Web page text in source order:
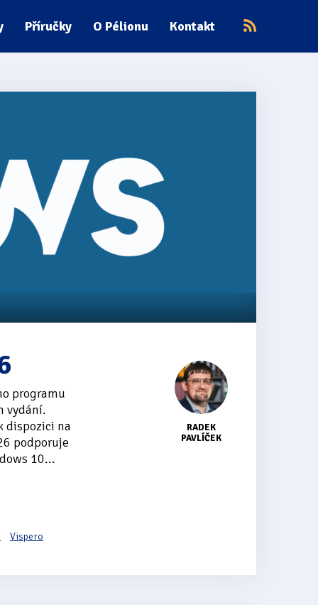
Příručky O Pélionu Kontakt
RADEK
PAVLÍČEK
programu
vydání.
dispozici na
podporuje
10...
Vispero